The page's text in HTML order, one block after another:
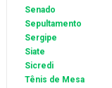
Senado
Sepultamento
Sergipe
Siate
Sicredi
Tênis de Mesa